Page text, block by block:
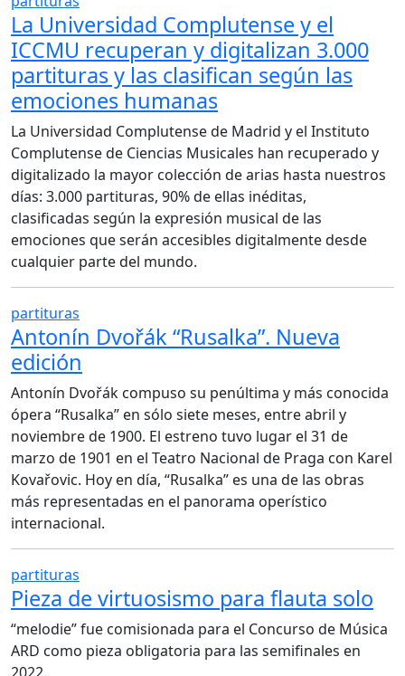
La Universidad Complutense y el
ICCMU recuperan y digitalizan 3.000
partituras y las clasifican según las
emociones humanas
La Universidad Complutense de Madrid y el Instituto
Complutense de Ciencias Musicales han recuperado y
digitalizado la mayor colección de arias hasta nuestros
días: 3.000 partituras, 90% de ellas inéditas,
clasificadas según la expresión musical de las
emociones que serán accesibles digitalmente desde
cualquier parte del mundo.
partituras
Antonín Dvořák “Rusalka”. Nueva
edición
Antonín Dvořák compuso su penúltima y más conocida
ópera “Rusalka” en sólo siete meses, entre abril y
noviembre de 1900. El estreno tuvo lugar el 31 de
marzo de 1901 en el Teatro Nacional de Praga con Karel
Kovařovic. Hoy en día, “Rusalka” es una de las obras
más representadas en el panorama operístico
internacional.
partituras
Pieza de virtuosismo para flauta solo
“melodie” fue comisionada para el Concurso de Música
ARD como pieza obligatoria para las semifinales en